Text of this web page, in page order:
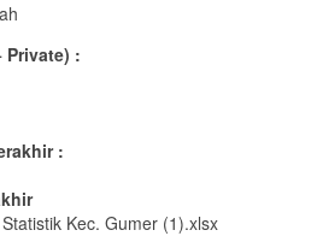
Private) :
:
Kec. Gumer (1).xlsx